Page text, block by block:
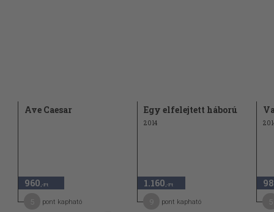
Ave Caesar
960 ,-Ft
pont kapható
Egy elfelejtett háború
2014
1.160 ,-Ft
pont kapható